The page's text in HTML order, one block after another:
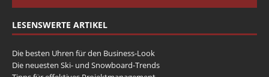
LESENSWERTE ARTIKEL
Die besten Uhren für den Business-Look
Die neuesten Ski- und Snowboard-Trends